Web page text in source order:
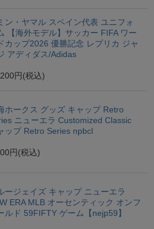
ン・ヤマル スペイン代表 ユニフォ
【海外モデル】サッカー FIFA ワー
カップ2026 優勝記念 レプリカ ジャ
アディダス/Adidas
円 (税込)
ホークス グッズ キャップ Retro
ニューエラ Customized Classic
ップ Retro Series npbcl
円 (税込)
ージェイズ キャップ ニューエラ
ERA MLB オーセンティック オンフ
ルド 59FIFTY ゲーム【nejp59】